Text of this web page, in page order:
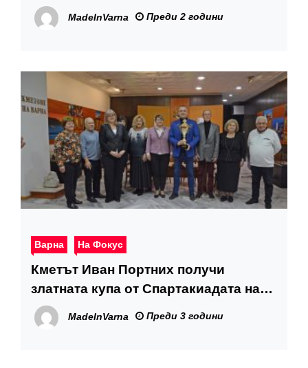
„зелена зона“ в район “Приморски”
MadeInVarna Преди 2 години
Варна На Фокус
Кметът Иван Портних получи
златната купа от Спартакиадата на
учителите
MadeInVarna Преди 3 години